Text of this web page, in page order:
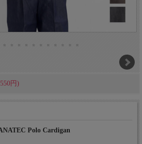
円)
Polo Cardigan